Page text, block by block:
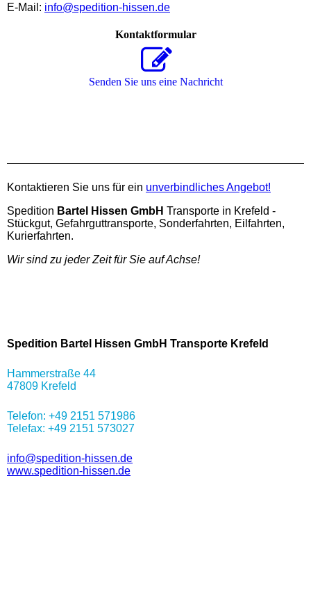
E-Mail: info@spedition-hissen.de
Kontaktformular
Senden Sie uns eine Nachricht
Kontaktieren Sie uns für ein unverbindliches Angebot!
Spedition Bartel Hissen GmbH Transporte in Krefeld -
Stückgut, Gefahrguttransporte, Sonderfahrten, Eilfahrten,
Kurierfahrten.
Wir sind zu jeder Zeit für Sie auf Achse!
Spedition Bartel Hissen GmbH Transporte Krefeld
Hammerstraße 44
47809 Krefeld
Telefon: +49 2151 571986
Telefax: +49 2151 573027
info@spedition-hissen.de
www.spedition-hissen.de